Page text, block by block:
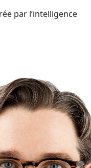
par l’intelligence